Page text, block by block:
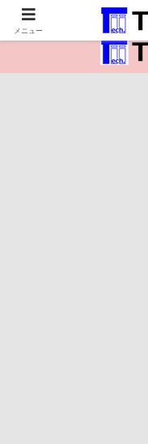
医療保健・
メニュー